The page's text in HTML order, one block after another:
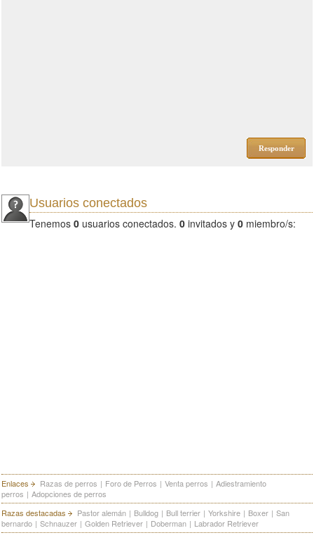
Responder
Usuarios conectados
Tenemos 0 usuarios conectados. 0 invitados y 0 miembro/s:
Enlaces Razas de perros | Foro de Perros | Venta perros | Adiestramiento
perros | Adopciones de perros
Razas destacadas
Pastor alemán | Bulldog | Bull terrier | Yorkshire | Boxer | San
bernardo | Schnauzer | Golden Retriever | Doberman | Labrador Retriever